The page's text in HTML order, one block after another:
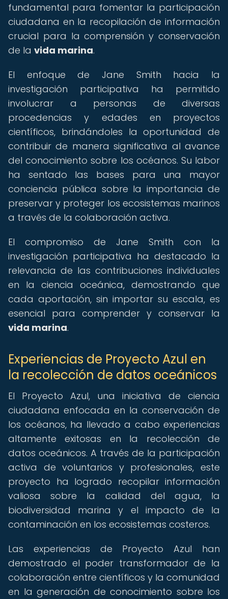
fundamental para fomentar la participación
ciudadana en la recopilación de información
crucial para la comprensión y conservación
de la vida marina.
El enfoque de Jane Smith hacia la
investigación participativa ha permitido
involucrar a personas de diversas
procedencias y edades en proyectos
científicos, brindándoles la oportunidad de
contribuir de manera significativa al avance
del conocimiento sobre los océanos. Su labor
ha sentado las bases para una mayor
conciencia pública sobre la importancia de
preservar y proteger los ecosistemas marinos
a través de la colaboración activa.
El compromiso de Jane Smith con la
investigación participativa ha destacado la
relevancia de las contribuciones individuales
en la ciencia oceánica, demostrando que
cada aportación, sin importar su escala, es
esencial para comprender y conservar la
vida marina.
Experiencias de Proyecto Azul en
la recolección de datos oceánicos
El Proyecto Azul, una iniciativa de ciencia
ciudadana enfocada en la conservación de
los océanos, ha llevado a cabo experiencias
altamente exitosas en la recolección de
datos oceánicos. A través de la participación
activa de voluntarios y profesionales, este
proyecto ha logrado recopilar información
valiosa sobre la calidad del agua, la
biodiversidad marina y el impacto de la
contaminación en los ecosistemas costeros.
Las experiencias de Proyecto Azul han
demostrado el poder transformador de la
colaboración entre científicos y la comunidad
en la generación de conocimiento sobre los